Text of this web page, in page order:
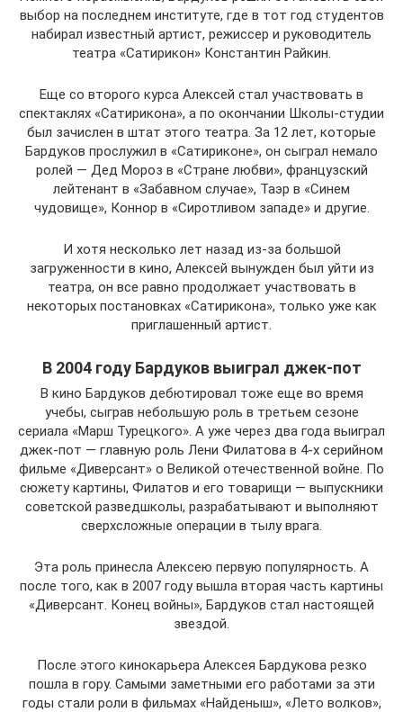
выбор на последнем институте, где в тот год студентов
набирал известный артист, режиссер и руководитель
театра «Сатирикон» Константин Райкин.
Еще со второго курса Алексей стал участвовать в
спектаклях «Сатирикона», а по окончании Школы-студии
был зачислен в штат этого театра. За 12 лет, которые
Бардуков прослужил в «Сатириконе», он сыграл немало
ролей — Дед Мороз в «Стране любви», французский
лейтенант в «Забавном случае», Таэр в «Синем
чудовище», Коннор в «Сиротливом западе» и другие.
И хотя несколько лет назад из-за большой
загруженности в кино, Алексей вынужден был уйти из
театра, он все равно продолжает участвовать в
некоторых постановках «Сатирикона», только уже как
приглашенный артист.
В 2004 году Бардуков выиграл джек-пот
В кино Бардуков дебютировал тоже еще во время
учебы, сыграв небольшую роль в третьем сезоне
сериала «Марш Турецкого». А уже через два года выиграл
джек-пот — главную роль Лени Филатова в 4-х серийном
фильме «Диверсант» о Великой отечественной войне. По
сюжету картины, Филатов и его товарищи — выпускники
советской разведшколы, разрабатывают и выполняют
сверхсложные операции в тылу врага.
Эта роль принесла Алексею первую популярность. А
после того, как в 2007 году вышла вторая часть картины
«Диверсант. Конец войны», Бардуков стал настоящей
звездой.
После этого кинокарьера Алексея Бардукова резко
пошла в гору. Самыми заметными его работами за эти
годы стали роли в фильмах «Найденыш», «Лето волков»,